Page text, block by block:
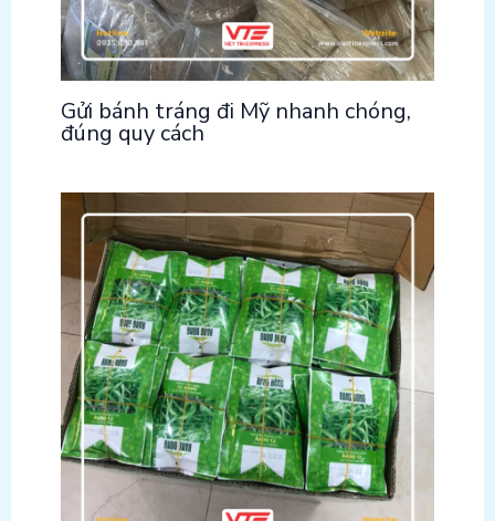
Gửi bánh tráng đi Mỹ nhanh chóng,
đúng quy cách